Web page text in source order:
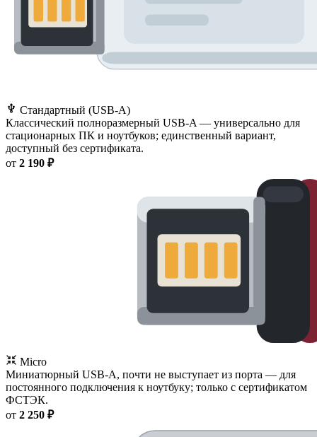
Стандартный (USB-A)
Классический полноразмерный USB-A — универсально для
стационарных ПК и ноутбуков; единственный вариант,
доступный без сертификата.
от 2 190 ₽
Micro
Миниатюрный USB-A, почти не выступает из порта — для
постоянного подключения к ноутбуку; только с сертификатом
ФСТЭК.
от 2 250 ₽